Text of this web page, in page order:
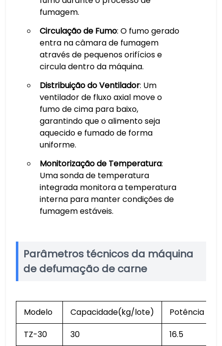
fumagem.
Circulação de Fumo: O fumo gerado
entra na câmara de fumagem
através de pequenos orifícios e
circula dentro da máquina.
Distribuição do Ventilador: Um
ventilador de fluxo axial move o
fumo de cima para baixo,
garantindo que o alimento seja
aquecido e fumado de forma
uniforme.
Monitorização de Temperatura:
Uma sonda de temperatura
integrada monitora a temperatura
interna para manter condições de
fumagem estáveis.
Parâmetros técnicos da máquina
de defumação de carne
Modelo Capacidade(kg/lote)
Potência
TZ-30
30 16.5